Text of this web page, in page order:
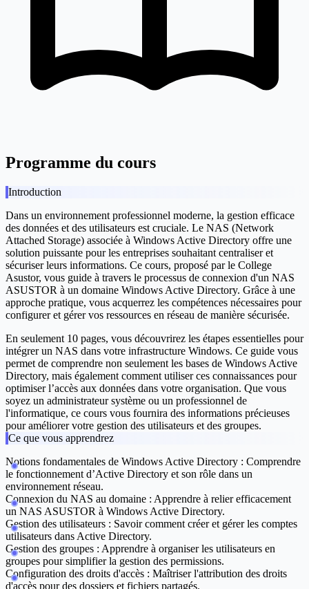
Programme du cours
Introduction
Dans un environnement professionnel moderne, la gestion efficace
des données et des utilisateurs est cruciale. Le NAS (Network
Attached Storage) associée à Windows Active Directory offre une
solution puissante pour les entreprises souhaitant centraliser et
sécuriser leurs informations. Ce cours, proposé par le College
Asustor, vous guide à travers le processus de connexion d'un NAS
ASUSTOR à un domaine Windows Active Directory. Grâce à une
approche pratique, vous acquerrez les compétences nécessaires pour
configurer et gérer vos ressources en réseau de manière sécurisée.
En seulement 10 pages, vous découvrirez les étapes essentielles pour
intégrer un NAS dans votre infrastructure Windows. Ce guide vous
permet de comprendre non seulement les bases de Windows Active
Directory, mais également comment utiliser ces connaissances pour
optimiser l’accès aux données dans votre organisation. Que vous
soyez un administrateur système ou un professionnel de
l'informatique, ce cours vous fournira des informations précieuses
pour améliorer votre gestion des utilisateurs et des groupes.
Ce que vous apprendrez
Notions fondamentales de Windows Active Directory : Comprendre
le fonctionnement d’Active Directory et son rôle dans un
environnement réseau.
Connexion du NAS au domaine : Apprendre à relier efficacement
un NAS ASUSTOR à Windows Active Directory.
Gestion des utilisateurs : Savoir comment créer et gérer les comptes
utilisateurs dans Active Directory.
Gestion des groupes : Apprendre à organiser les utilisateurs en
groupes pour simplifier la gestion des permissions.
Configuration des droits d'accès : Maîtriser l'attribution des droits
d'accès pour des dossiers et fichiers partagés.